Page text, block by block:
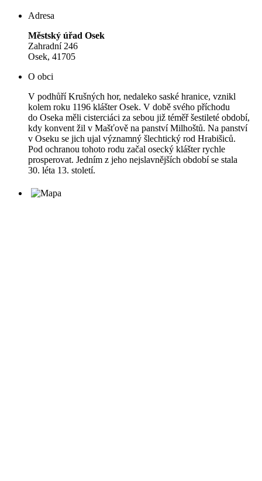
Adresa
Městský úřad Osek
Zahradní 246
Osek, 41705
O obci
V podhůří Krušných hor, nedaleko saské hranice, vznikl
kolem roku 1196 klášter Osek. V době svého příchodu
do Oseka měli cisterciáci za sebou již téměř šestileté období,
kdy konvent žil v Mašťově na panství Milhoštů. Na panství
v Oseku se jich ujal významný šlechtický rod Hrabišiců.
Pod ochranou tohoto rodu začal osecký klášter rychle
prosperovat. Jedním z jeho nejslavnějších období se stala
30. léta 13. století.